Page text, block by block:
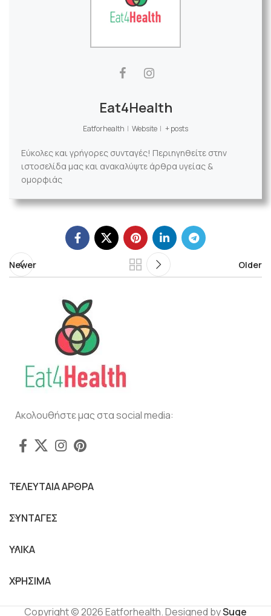
Eat4Health
Eatforhealth | Website | + posts
Εύκολες και γρήγορες συνταγές! Περιηγηθείτε στην
ιστοσελίδα μας και ανακαλύψτε άρθρα υγείας &
ομορφιάς
Newer Older
Ακολουθήστε μας στα social media:
ΤΕΛΕΥΤΑΙΑ ΑΡΘΡΑ
ΣΥΝΤΑΓΕΣ
ΥΛΙΚΑ
ΧΡΗΣΙΜΑ
Copyright © 2026 Eatforhealth. Designed bySuge